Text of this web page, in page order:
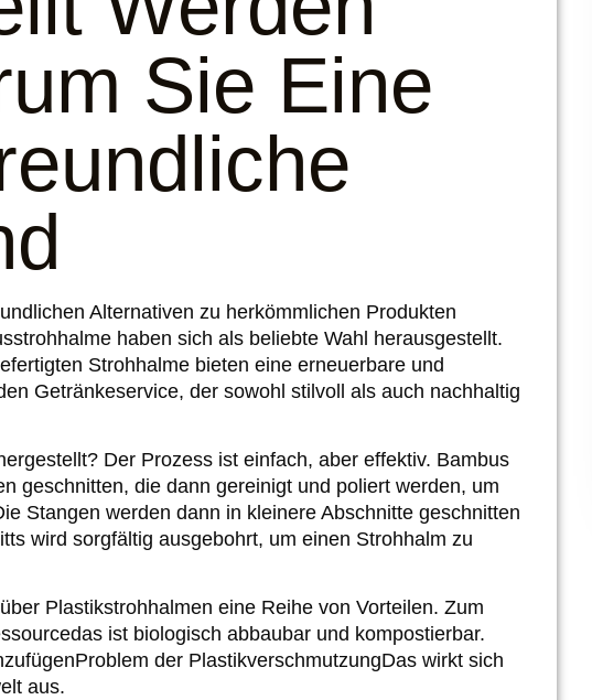
Sie Eine
Alternativen zu herkömmlichen Produkten
haben sich als beliebte Wahl herausgestellt.
Strohhalme bieten eine erneuerbare und
Getränkeservice, der sowohl stilvoll als auch nachhaltig
Der Prozess ist einfach, aber effektiv. Bambus
geschnitten, die dann gereinigt und poliert werden, um
Stangen werden dann in kleinere Abschnitte geschnitten
wird sorgfältig ausgebohrt, um einen Strohhalm zu
Plastikstrohhalmen eine Reihe von Vorteilen. Zum
das ist biologisch abbaubar und kompostierbar.
Problem der PlastikverschmutzungDas wirkt sich
aus.